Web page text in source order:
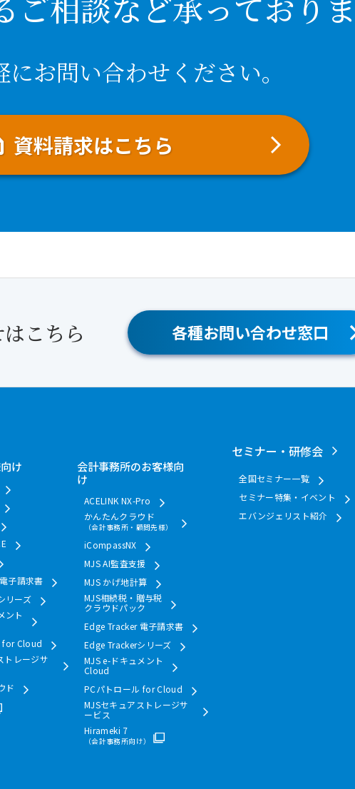
お問い合わせください。
資料請求はこちら
こちら 各種お問い合わせ窓口
け
子請求書
リーズ
ント
for Cloud
トレージサ
ド
会計事務所のお客様向
け
ACELINK NX-Pro
かんたんクラウド
（会計事務所・顧問先様）
iCompassNX
MJS AI監査支援
MJS かげ地計算
MJS相続税・贈与税
クラウドパック
Edge Tracker 電子請求書
Edge Trackerシリーズ
MJS e-ドキュメント
Cloud
PCパトロール for Cloud
MJSセキュアストレージサ
ービス
Hirameki 7
（会計事務所向け）
セミナー・研修会
全国セミナー一覧
セミナー特集・イベント
エバンジェリスト紹介